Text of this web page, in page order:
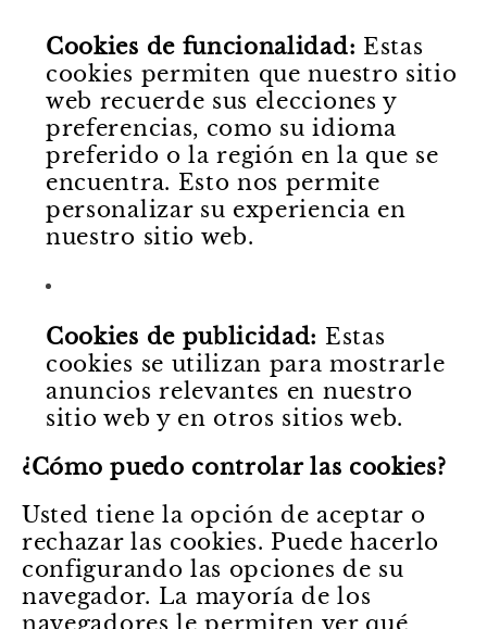
Cookies de funcionalidad: Estas
cookies permiten que nuestro sitio
web recuerde sus elecciones y
preferencias, como su idioma
preferido o la región en la que se
encuentra. Esto nos permite
personalizar su experiencia en
nuestro sitio web.
Cookies de publicidad: Estas
cookies se utilizan para mostrarle
anuncios relevantes en nuestro
sitio web y en otros sitios web.
¿Cómo puedo controlar las cookies?
Usted tiene la opción de aceptar o
rechazar las cookies. Puede hacerlo
configurando las opciones de su
navegador. La mayoría de los
navegadores le permiten ver qué